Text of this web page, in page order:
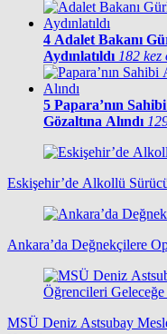
4 Adalet Bakanı
Aydınlatıldı 182 kez
5 Papara’nın
Gözaltına Alındı
Eskişehir’de Alkollü
Ankara’da Değnekçilere
MSÜ Deniz Astsubay